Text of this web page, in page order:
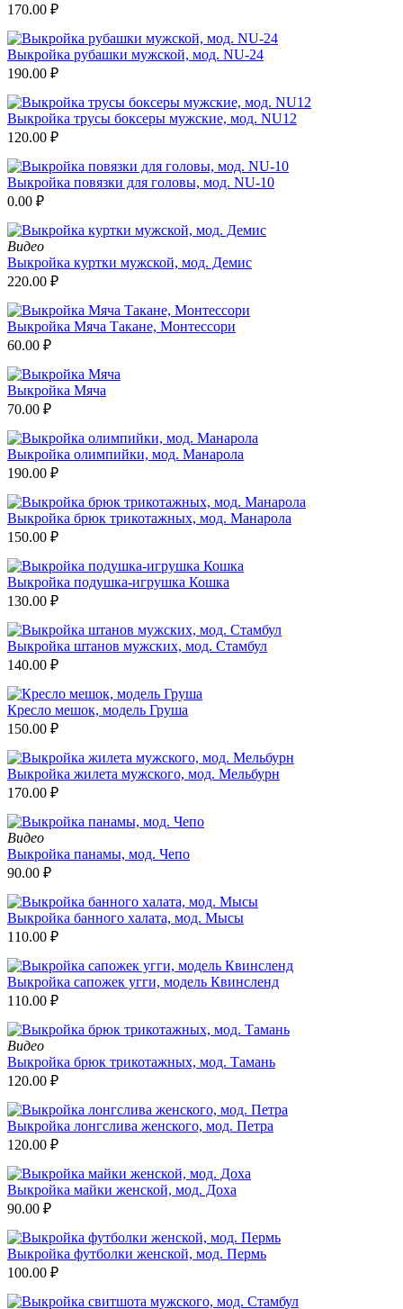
170.00 ₽
Выкройка рубашки мужской, мод. NU-24
190.00 ₽
Выкройка трусы боксеры мужские, мод. NU12
120.00 ₽
Выкройка повязки для головы, мод. NU-10
0.00 ₽
Видео
Выкройка куртки мужской, мод. Демис
220.00 ₽
Выкройка Мяча Такане, Монтессори
60.00 ₽
Выкройка Мяча
70.00 ₽
Выкройка олимпийки, мод. Манарола
190.00 ₽
Выкройка брюк трикотажных, мод. Манарола
150.00 ₽
Выкройка подушка-игрушка Кошка
130.00 ₽
Выкройка штанов мужских, мод. Стамбул
140.00 ₽
Кресло мешок, модель Груша
150.00 ₽
Выкройка жилета мужского, мод. Мельбурн
170.00 ₽
Видео
Выкройка панамы, мод. Чепо
90.00 ₽
Выкройка банного халата, мод. Мысы
110.00 ₽
Выкройка сапожек угги, модель Квинсленд
110.00 ₽
Видео
Выкройка брюк трикотажных, мод. Тамань
120.00 ₽
Выкройка лонгслива женского, мод. Петра
120.00 ₽
Выкройка майки женской, мод. Доха
90.00 ₽
Выкройка футболки женской, мод. Пермь
100.00 ₽